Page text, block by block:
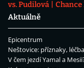
vs. Pudilová
Chance
Aktuálně
Epicentrum
Neštovice: příznaky, léčba
V čem jezdí Yamal a